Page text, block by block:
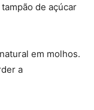
de açúcar
em molhos.
a